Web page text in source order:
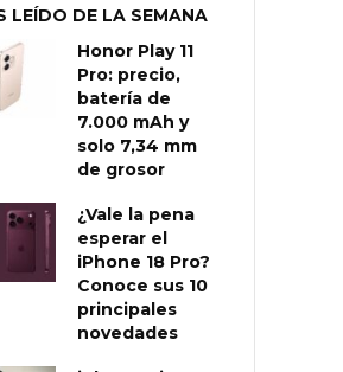
LEÍDO DE LA SEMANA
Honor Play 11
Pro: precio,
batería de
7.000 mAh y
solo 7,34 mm
de grosor
¿Vale la pena
esperar el
iPhone 18 Pro?
Conoce sus 10
principales
novedades